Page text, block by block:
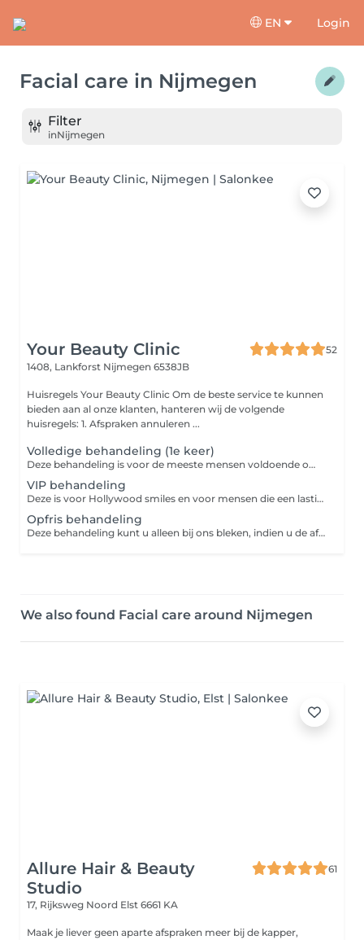
EN Login
Facial care in Nijmegen
Filter
inNijmegen
Your Beauty Clinic
52
1408, Lankforst Nijmegen 6538JB
Huisregels Your Beauty Clinic Om de beste service te kunnen
bieden aan al onze klanten, hanteren wij de volgende
huisregels: 1. Afspraken annuleren ...
Volledige behandeling (1e keer)
Deze behandeling is voor de meeste mensen voldoende om de meeste verkleuring te laten verdwijnen. 3x15 minuten inclusief intake.
VIP behandeling
Deze is voor Hollywood smiles en voor mensen die een lastiger te bleken gebit hebben. 4x 15 minuten inclusief intake.
Opfris behandeling
Deze behandeling kunt u alleen bij ons bleken, indien u de afgelopen 6 maanden al bij ons geweest bent voor tandenbleken. 1x 20 minuten inclusief intake
We also found Facial care around Nijmegen
Allure Hair & Beauty
Studio
61
17, Rijksweg Noord Elst 6661 KA
Maak je liever geen aparte afspraken meer bij de kapper,